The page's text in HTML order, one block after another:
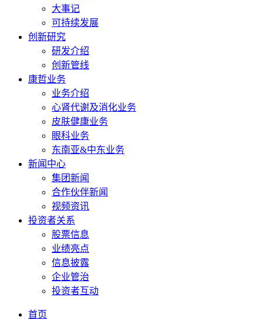
大事记
可持续发展
创新研究
研发介绍
创新管线
康哲业务
业务介绍
心肾代谢及消化业务
皮肤健康业务
眼科业务
东南亚&中东业务
新闻中心
集团新闻
合作伙伴新闻
视频资讯
投资者关系
股票信息
业绩亮点
信息披露
企业管治
投资者互动
首页